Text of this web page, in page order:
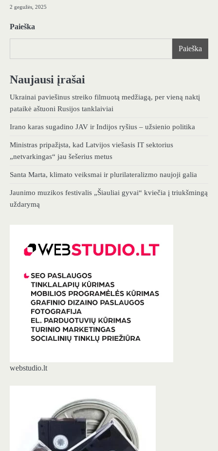
2 gegužės, 2025
Paieška
Paieška
Naujausi įrašai
Ukrainai paviešinus streiko filmuotą medžiagą, per vieną naktį
pataikė aštuoni Rusijos tanklaiviai
Irano karas sugadino JAV ir Indijos ryšius – užsienio politika
Ministras pripažįsta, kad Latvijos viešasis IT sektorius
„netvarkingas“ jau šešerius metus
Santa Marta, klimato veiksmai ir plurilateralizmo naujoji galia
Jaunimo muzikos festivalis „Šiauliai gyvai“ kviečia į triukšmingą
uždarymą
webstudio.lt